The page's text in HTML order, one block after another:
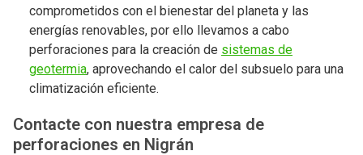
comprometidos con el bienestar del planeta y las
energías renovables, por ello llevamos a cabo
perforaciones para la creación de sistemas de
geotermia, aprovechando el calor del subsuelo para una
climatización eficiente.
Contacte con nuestra empresa de
perforaciones en Nigrán